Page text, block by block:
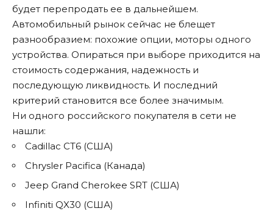
будет перепродать ее в дальнейшем.
Автомобильный рынок сейчас не блещет
разнообразием: похожие опции, моторы одного
устройства. Опираться при выборе приходится на
стоимость содержания, надежность и
последующую ликвидность. И последний
критерий становится все более значимым.
Ни одного российского покупателя в сети не
нашли:
Cadillac CT6 (США)
Chrysler Pacifica (Канада)
Jeep Grand Cherokee SRT (США)
Infiniti QX30 (США)